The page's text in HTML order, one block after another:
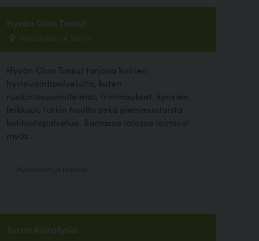
Hyvän Olon Tassut
Varastokatu 4, Raisio
Hyvän Olon Tassut tarjoaa koirien
hyvinvointipalveluita, kuten
ruokintasuunnitelmat, trimmaukset, kynsien
leikkuut, turkin huolto sekä pienimuotoista
kotihoitopalvelua. Samassa talossa toimivat
myös...
Turun Koirafysio